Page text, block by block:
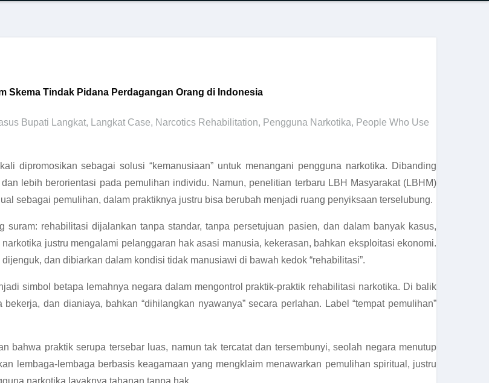
Skema Tindak Pidana Perdagangan Orang di Indonesia
Bupati Langkat, Langkat Case, Narcotics Rehabilitation, Pengguna Narkotika, People Who Use
dipromosikan sebagai solusi “kemanusiaan” untuk menangani pengguna narkotika. Dibanding
lebih berorientasi pada pemulihan individu. Namun, penelitian terbaru LBH Masyarakat (LBHM)
sebagai pemulihan, dalam praktiknya justru bisa berubah menjadi ruang penyiksaan terselubung.
suram: rehabilitasi dijalankan tanpa standar, tanpa persetujuan pasien, dan dalam banyak kasus,
justru mengalami pelanggaran hak asasi manusia, kekerasan, bahkan eksploitasi ekonomi.
dan dibiarkan dalam kondisi tidak manusiawi di bawah kedok “rehabilitasi”.
simbol betapa lemahnya negara dalam mengontrol praktik-praktik rehabilitasi narkotika. Di balik
dan dianiaya, bahkan “dihilangkan nyawanya” secara perlahan. Label “tempat pemulihan”
bahwa praktik serupa tersebar luas, namun tak tercatat dan tersembunyi, seolah negara menutup
lembaga-lembaga berbasis keagamaan yang mengklaim menawarkan pemulihan spiritual, justru
narkotika layaknya tahanan tanpa hak.